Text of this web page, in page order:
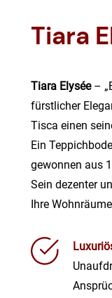
Tiara
Tiara Elysée–
fürstlicher
Tisca einen
Ein
gewonnen aus
Sein dezenter
Ihre